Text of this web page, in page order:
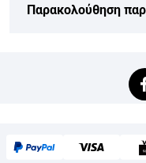
Παρακολούθηση